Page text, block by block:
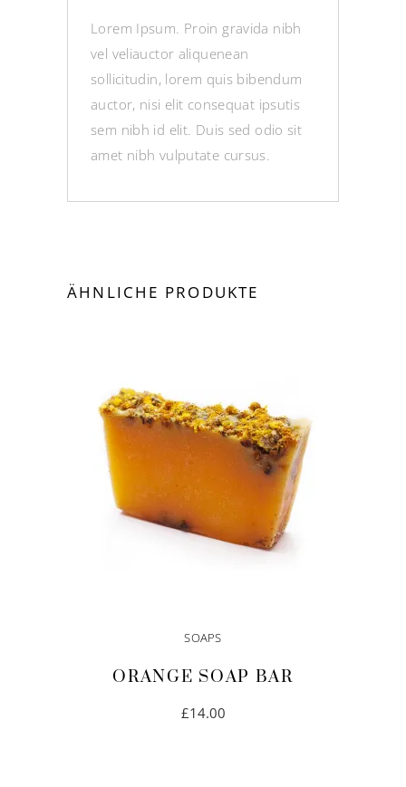
Lorem Ipsum. Proin gravida nibh
vel veliauctor aliquenean
sollicitudin, lorem quis bibendum
auctor, nisi elit consequat ipsutis
sem nibh id elit. Duis sed odio sit
amet nibh vulputate cursus.
ÄHNLICHE PRODUKTE
SOAPS
ORANGE SOAP BAR
£14.00